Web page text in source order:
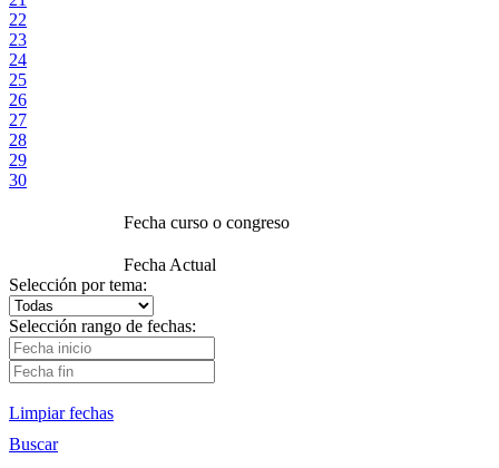
22
23
24
25
26
27
28
29
30
Fecha curso o congreso
Fecha Actual
Selección por tema:
Selección rango de fechas:
Limpiar fechas
Buscar